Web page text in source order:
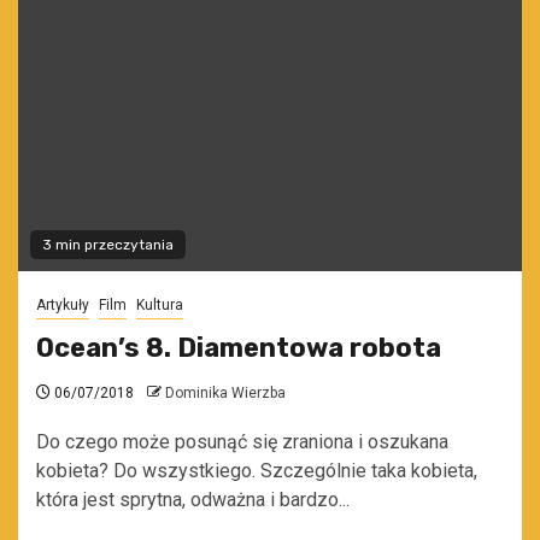
3 min przeczytania
Artykuły Film Kultura
Ocean’s 8. Diamentowa robota
06/07/2018 Dominika Wierzba
Do czego może posunąć się zraniona i oszukana
kobieta? Do wszystkiego. Szczególnie taka kobieta,
która jest sprytna, odważna i bardzo...